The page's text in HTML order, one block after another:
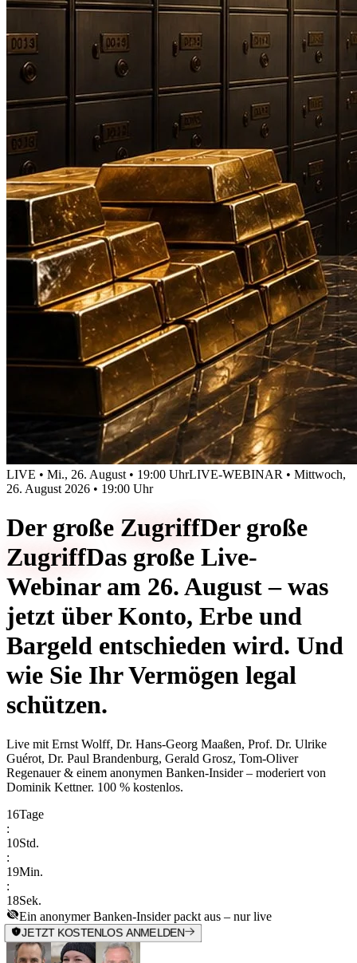
LIVE • Mi., 26. August • 19:00 UhrLIVE-WEBINAR • Mittwoch,
26. August 2026 • 19:00 Uhr
Der große ZugriffDer große
ZugriffDas große Live-
Webinar am 26. August – was
jetzt über Konto, Erbe und
Bargeld entschieden wird. Und
wie Sie Ihr Vermögen legal
schützen.
Live mit Ernst Wolff, Dr. Hans-Georg Maaßen, Prof. Dr. Ulrike
Guérot, Dr. Paul Brandenburg, Gerald Grosz, Tom-Oliver
Regenauer & einem anonymen Banken-Insider– moderiert von
Dominik Kettner. 100 % kostenlos.
16Tage
:
10Std.
:
19Min.
:
18Sek.
Ein anonymer Banken-Insider packt aus – nur live
JETZT KOSTENLOS ANMELDEN